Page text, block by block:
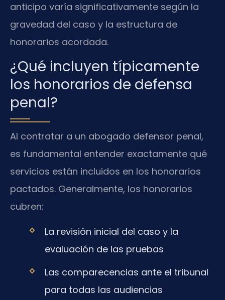
anticipo varía significativamente según la
gravedad del caso y la estructura de
honorarios acordada.
¿Qué incluyen típicamente
los honorarios de defensa
penal?
Al contratar a un abogado defensor penal,
es fundamental entender exactamente qué
servicios están incluidos en los honorarios
pactados. Generalmente, los honorarios
cubren:
La revisión inicial del caso y la
evaluación de las pruebas
Las comparecencias ante el tribunal
para todas las audiencias